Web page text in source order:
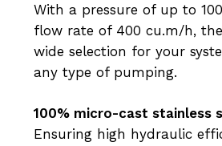
With a pressure of up to
flow rate of 400 cu.m/h,
wide selection for your
any type of pumping.
100% micro-cast stainless
Ensuring high hydraulic